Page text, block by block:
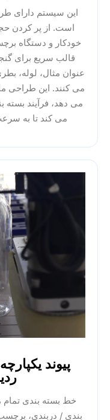
این سیستم دارای
است. از پر کردن
خودکار و دستگاه
قالب سریع برای
عنوان مثال، لوله،
می کنند. این طراحی
می دهد، فرآیند بسته
می کند تا به
پیوند
خط بسته بندی تمام
بندی / دربندی،